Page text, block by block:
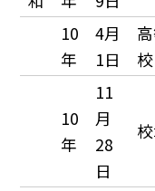
10
年
4月
1日
10
年
11
月
28
日